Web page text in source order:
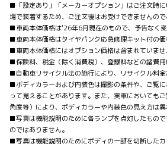
■「設定あり」「メーカーオプション」はご注文時
場で装着するため、ご注文後はお受けできませんの
■車両本体価格は'26年6月現在のもので、予告なく変
■車両本体価格はタイヤパンク応急修理キット付の価
■車両本体価格にはオプション価格は含まれていませ
■保険料、税金（除く消費税）、登録料などの諸費用
■自動車リサイクル法の施行により、リサイクル料金
■ボディカラーおよび内装色は撮影の条件や、ご覧
って見えることがあります。また、実車においても
角度等）により、ボディカラーや内装色の見え方は異
■写真は機能説明のために各ランプを点灯したもの
のではありません。
■写真は機能説明のためにボディの一部を切断したカ